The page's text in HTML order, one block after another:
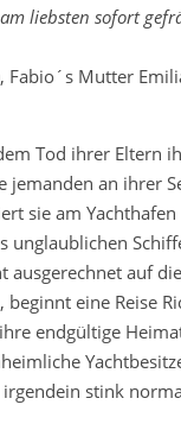
liebsten sofort
Fabio´s Mutter
Tod ihrer Eltern
jemanden an ihrer
sie am
unglaublichen
auf
eine Reise
endgültige
stink